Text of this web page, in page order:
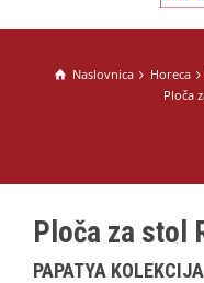
Naslovnica Horeca
Ploča
Ploča za stol
PAPATYA KOLEKCIJA